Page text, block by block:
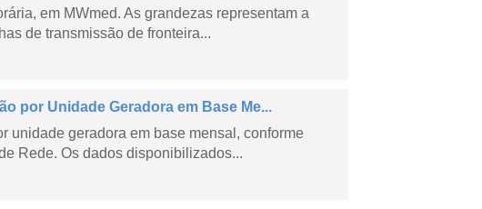
em MWmed. As grandezas representam a
de transmissão de fronteira...
por Unidade Geradora em Base Me...
unidade geradora em base mensal, conforme
Rede. Os dados disponibilizados...